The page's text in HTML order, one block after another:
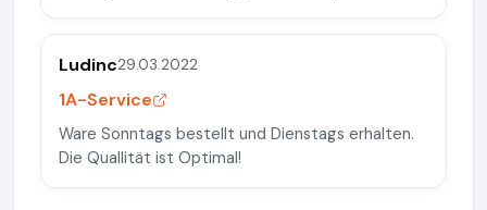
Ludinc29.03.2022
1A-Service
Ware Sonntags bestellt und Dienstags erhalten.
Die Quallität ist Optimal!